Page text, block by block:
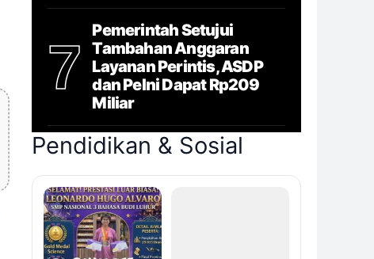
7
Pemerintah Setujui
Tambahan Anggaran
Layanan Perintis, ASDP
dan Pelni Dapat Rp209
Miliar
Pendidikan & Sosial